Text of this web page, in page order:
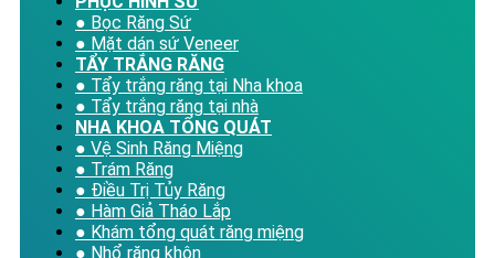
● Bọc Răng Sứ
● Mặt dán sứ Veneer
TẨY TRẮNG RĂNG
● Tẩy trắng răng tại Nha khoa
● Tẩy trắng răng tại nhà
NHA KHOA TỔNG QUÁT
● Vệ Sinh Răng Miệng
● Trám Răng
● Điều Trị Tủy Răng
● Hàm Giả Tháo Lắp
● Khám tổng quát răng miệng
● Nhổ răng khôn